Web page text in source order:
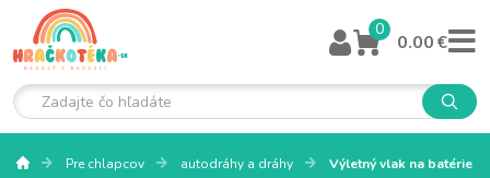
0
0.00 €
Pre chlapcov autodráhy a dráhy Výletný vlak na batérie